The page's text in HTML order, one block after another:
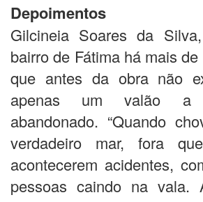
Depoimentos
Gilcineia Soares da
bairro de Fátima há mais
que antes da obra não
apenas um valão a
abandonado. “Quando
verdadeiro mar, fora
acontecerem acidentes,
pessoas caindo na vala.